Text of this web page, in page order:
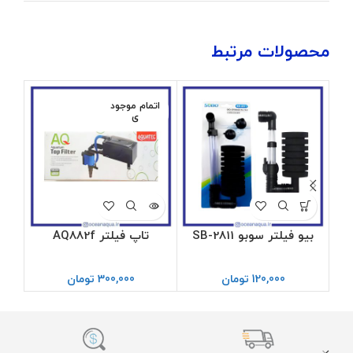
محصولات مرتبط
بیو فیلتر سوبو SB-2811
120,000 تومان
اتمام موجود
ی
تاپ فیلتر AQ882f
300,000 تومان